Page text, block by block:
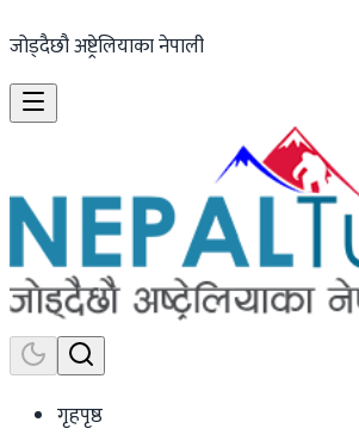
जोड्दैछौ अष्ट्रेलियाका नेपाली
गृहपृष्ठ